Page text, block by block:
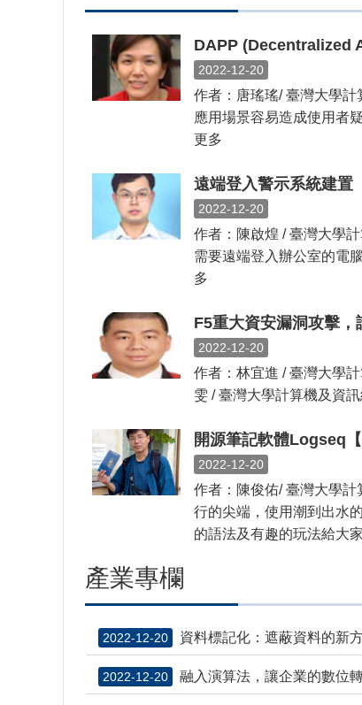
DAPP (Decentralized
2022-12-20
作者：唐瑤瑤/ 臺灣大學
應用場景容易造成使用者
更多
遠端登入警示系統建置
2022-12-20
作者：陳啟煌 / 臺灣大學
需要遠端登入辦公室的電
多
F5重大資安漏洞攻擊，
2022-12-20
作者：林宜進 / 臺灣大學
雯 / 臺灣大學計算機及資
開源筆記軟體Logseq
2022-12-20
作者：陳俊佑/ 臺灣大學
行的尖端，使用潮到出水
的語法及有趣的玩法給大
產業專欄
2022-12-20 資料標記化：遮蔽資料的新
2022-12-20 融入演算法，讓企業的數位